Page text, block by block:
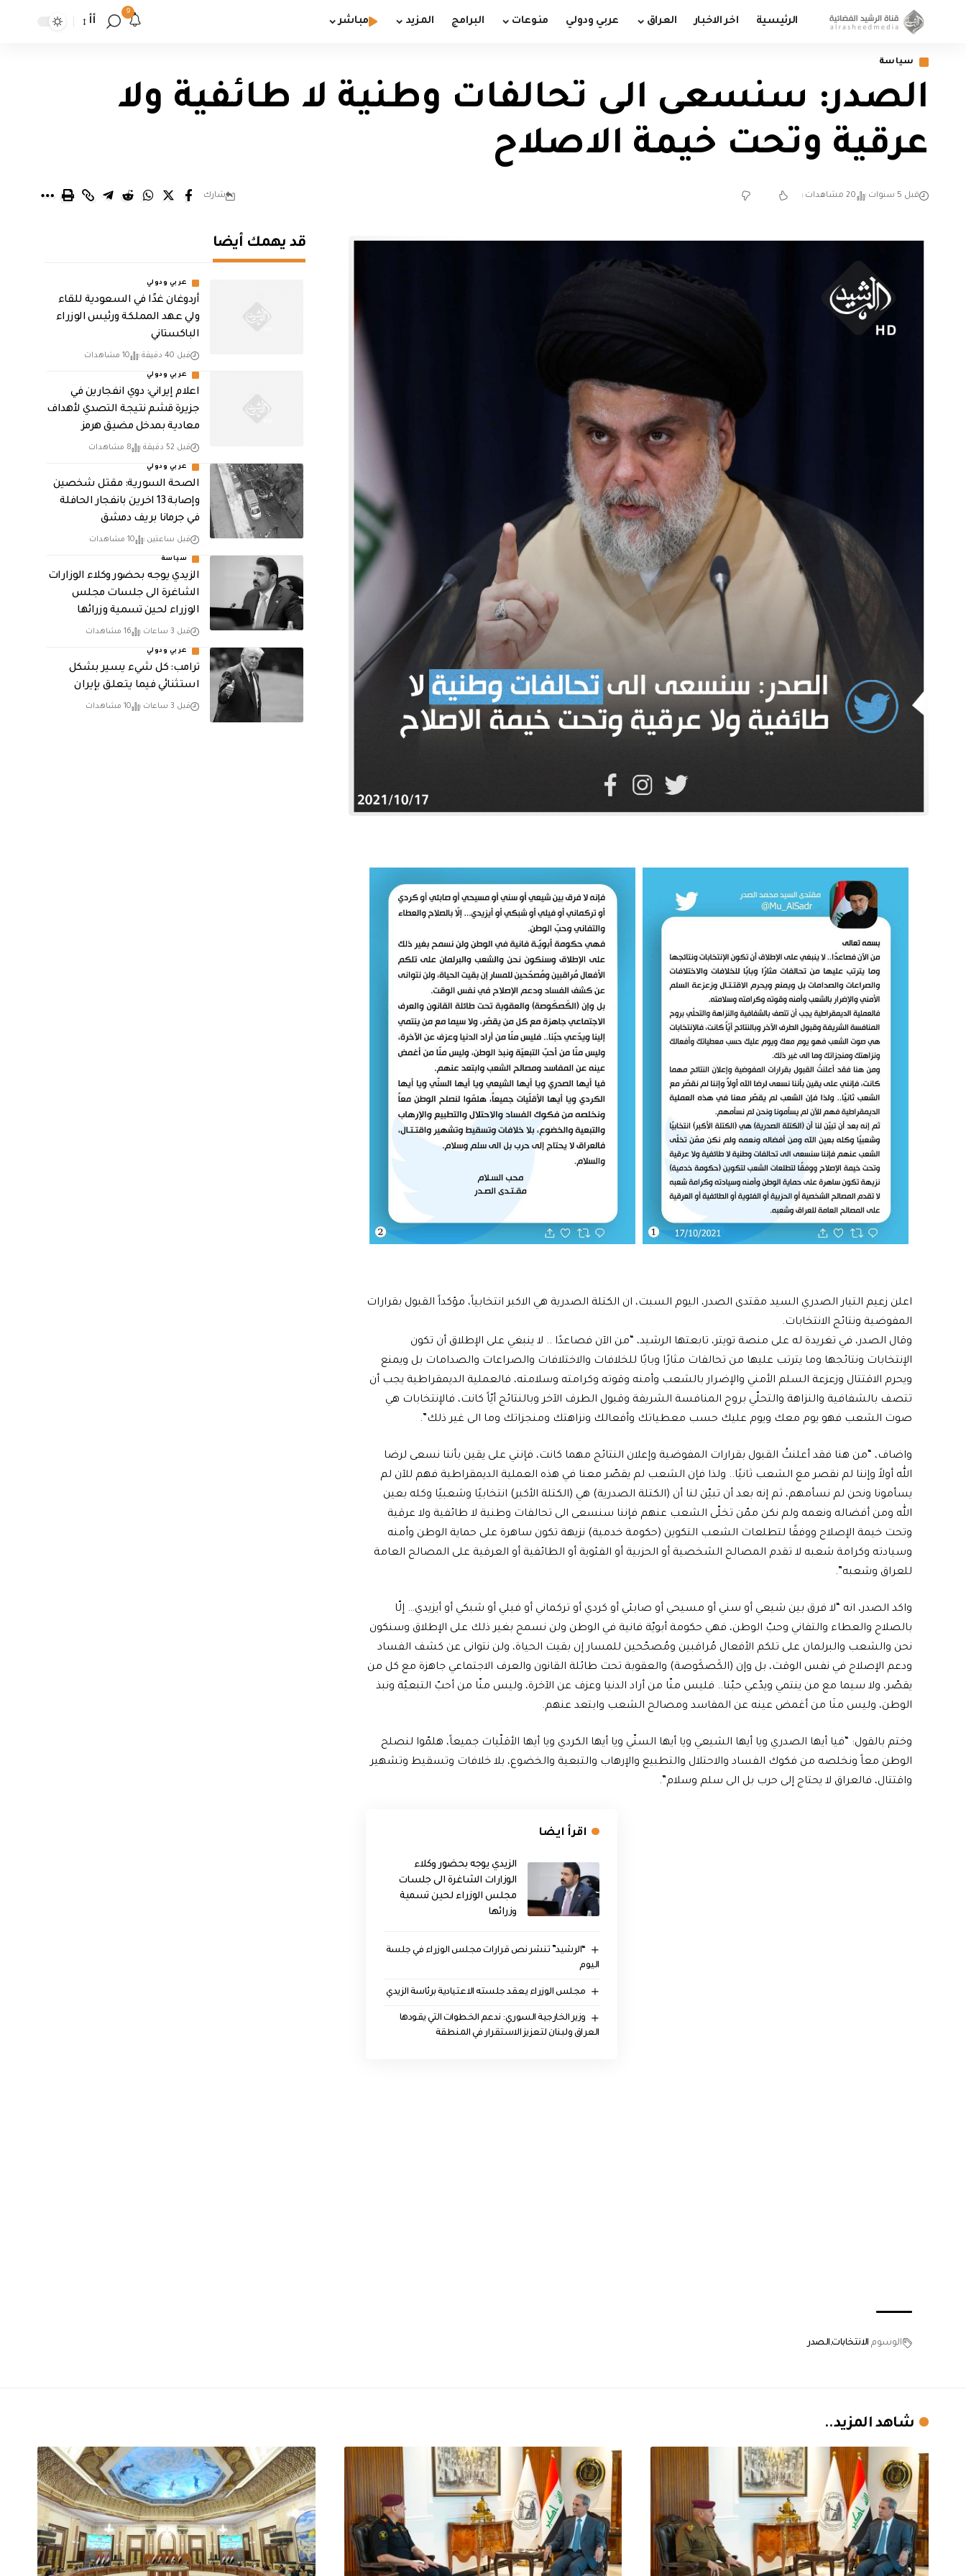
الرئيسية اخر الاخبار العراق عربي ودولي منوعات البرامج المزيد مباشر
9
أأ
سياسة
الصدر: سنسعى الى تحالفات وطنية لا طائفية ولا
عرقية وتحت خيمة الاصلاح
قبل 5 سنوات 20 مشاهدات شارك
اعلن زعيم التيار الصدري السيد مقتدى الصدر، اليوم السبت، ان الكتلة الصدرية هي الاكبر انتخابياً، مؤكداً القبول بقرارات
المفوضية ونتائج الانتخابات.
وقال الصدر، في تغريدة له على منصة تويتر، تابعتها الرشيد، “من الآن فصاعدًا .. لا ينبغي على الإطلاق أن تكون
الإنتخابات ونتائجها وما يترتب عليها من تحالفات مثارًا وبابًا للخلافات والاختلافات والصراعات والصدامات بل ويمنع
ويحرم الاقتتال وزعزعة السلم الأمني والإضرار بالشعب وأمنه وقوته وكرامته وسلامته، فالعملية الديمقراطية يجب أن
تتصف بالشفافية والنزاهة والتحلّي بروح المنافسة الشريفة وقبول الطرف الآخر وبالنتائج أيّاً كانت، فالإنتخابات هي
صوت الشعب فهو يوم معك ويوم عليك حسب معطياتك وأفعالك ونزاهتك ومنجزاتك وما الى غير ذلك”.
واضاف، “من هنا فقد أعلنتُ القبول بقرارات المفوضية وإعلان النتائج مهما كانت، فإنني على يقين بأننا نسعى لرضا
الله أولاً وإننا لم نقصر مع الشعب ثانيًا.. ولذا فإن الشعب لم يقصّر معنا في هذه العملية الديمقراطية فهم للآن لم
يسأمونا ونحن لم نسأمهم، ثم إنه بعد أن تبيّن لنا أن (الكتلة الصدرية) هي (الكتلة الأكبر) انتخابيًا وشعبيًا وكله بعين
الله ومن أفضاله ونعمه ولم نكن ممّن تخلّى الشعب عنهم فإننا سنسعى الى تحالفات وطنية لا طائفية ولا عرقية
وتحت خيمة الإصلاح ووفقًا لتطلعات الشعب التكوين (حكومة خدمية) نزيهة تكون ساهرة على حماية الوطن وأمنه
وسيادته وكرامة شعبه لا تقدم المصالح الشخصية أو الحزبية أو الفئوية أو الطائفية أو العرقية على المصالح العامة
للعراق وشعبه”.
واكد الصدر، انه “لا فرق بين شيعي أو سني أو مسيحي أو صابئي أو كردي أو تركماني أو فيلي أو شبكي أو أيزيدي… إلّا
بالصلاح والعطاء والتفاني وحبّ الوطن، فهي حكومة أبويّة فانية في الوطن ولن نسمح بغير ذلك على الإطلاق وسنكون
نحن والشعب والبرلمان على تلكم الأفعال مُراقبين ومُصحّحين للمسار إن بقيت الحياة، ولن نتوانى عن كشف الفساد
ودعم الإصلاح في نفس الوقت، بل وإن (الكَصكَوصة) والعقوبة تحت طائلة القانون والعرف الاجتماعي جاهزة مع كل من
يقصّر، ولا سيما مع من ينتمي ويدّعي حبّنا.. فليس منّا من أراد الدنيا وعزف عن الآخرة، وليس منّا من أحبّ التبعيّة ونبذ
الوطن، وليس منَا من أغمض عينه عن المفاسد ومصالح الشعب وابتعد عنهم.
وختم بالقول: “فيا أيها الصدري ويا أيها الشيعي ويا أيها السنّي ويا أيها الكردي ويا أيها الأقلّيات جميعاً، هلمّوا لنصلح
الوطن معاً ونخلصه من فكوك الفساد والاحتلال والتطبيع والإرهاب والتبعية والخضوع، بلا خلافات وتسقيط وتشهير
واقتتال، فالعراق لا يحتاج إلى حرب بل الى سلم وسلام”.
اقرأ ايضا
الزيدي يوجه بحضور وكلاء
الوزارات الشاغرة الى جلسات
مجلس الوزراء لحين تسمية
وزرائها
“الرشيد” تنشر نص قرارات مجلس الوزراء في جلسة
اليوم
مجلس الوزراء يعقد جلسته الاعتيادية برئاسة الزيدي
وزير الخارجية السوري: ندعم الخطوات التي يقودها
العراق ولبنان لتعزيز الاستقرار في المنطقة
الوسوم الانتخابات الصدر
قد يهمك أيضا
عربي ودولي
أردوغان غدًا في السعودية للقاء
ولي عهد المملكة ورئيس الوزراء
الباكستاني
قبل 40 دقيقة 10 مشاهدات
عربي ودولي
اعلام إيراني: دوي انفجارين في
جزيرة قشم نتيجة التصدي لأهداف
معادية بمدخل مضيق هرمز
قبل 52 دقيقة 8 مشاهدات
عربي ودولي
الصحة السورية: مقتل شخصين
وإصابة 13 اخرين بانفجار الحافلة
في جرمانا بريف دمشق
قبل ساعتين 10 مشاهدات
سياسة
الزيدي يوجه بحضور وكلاء الوزارات
الشاغرة الى جلسات مجلس
الوزراء لحين تسمية وزرائها
قبل 3 ساعات 16 مشاهدات
عربي ودولي
ترامب: كل شيء يسير بشكل
استثنائي فيما يتعلق بإيران
قبل 3 ساعات 10 مشاهدات
شاهد المزيد..